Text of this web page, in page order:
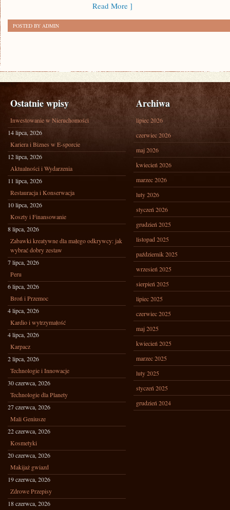
Read More ]
POSTED BY ADMIN
Ostatnie wpisy
Inwestowanie w Nieruchomości
14 lipca, 2026
Kariera i Biznes w E-sporcie
12 lipca, 2026
Aktualności i Wydarzenia
11 lipca, 2026
Restauracja i Konserwacja
10 lipca, 2026
Koszty i Finansowanie
8 lipca, 2026
Zabawki kreatywne dla małego odkrywcy: jak
wybrać dobry zestaw
7 lipca, 2026
Peru
6 lipca, 2026
Broń i Przemoc
4 lipca, 2026
Kardio i wytrzymałość
4 lipca, 2026
Karpacz
2 lipca, 2026
Technologie i Innowacje
30 czerwca, 2026
Technologie dla Planety
27 czerwca, 2026
Mali Geniusze
22 czerwca, 2026
Kosmetyki
20 czerwca, 2026
Makijaż gwiazd
19 czerwca, 2026
Zdrowe Przepisy
18 czerwca, 2026
Archiwa
lipiec 2026
czerwiec 2026
maj 2026
kwiecień 2026
marzec 2026
luty 2026
styczeń 2026
grudzień 2025
listopad 2025
październik 2025
wrzesień 2025
sierpień 2025
lipiec 2025
czerwiec 2025
maj 2025
kwiecień 2025
marzec 2025
luty 2025
styczeń 2025
grudzień 2024